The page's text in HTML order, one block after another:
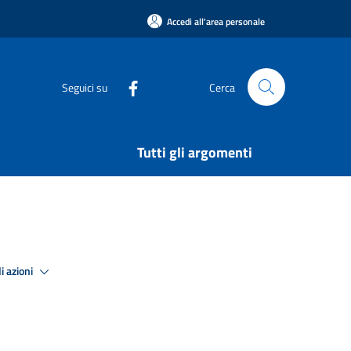
Accedi all'area personale
Seguici su Cerca
Tutti gli argomenti
azioni